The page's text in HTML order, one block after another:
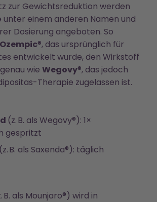
zur Gewichtsreduktion werden
unter einem anderen Namen und
Dosierung angeboten. So
Ozempic®, das ursprünglich für
entwickelt wurde, den Wirkstoff
wie Wegovy®, das jedoch
Therapie zugelassen ist.
(z. B. als Wegovy®): 1×
gespritzt
(z. B. als Saxenda®): täglich
B. als Mounjaro®) wird in